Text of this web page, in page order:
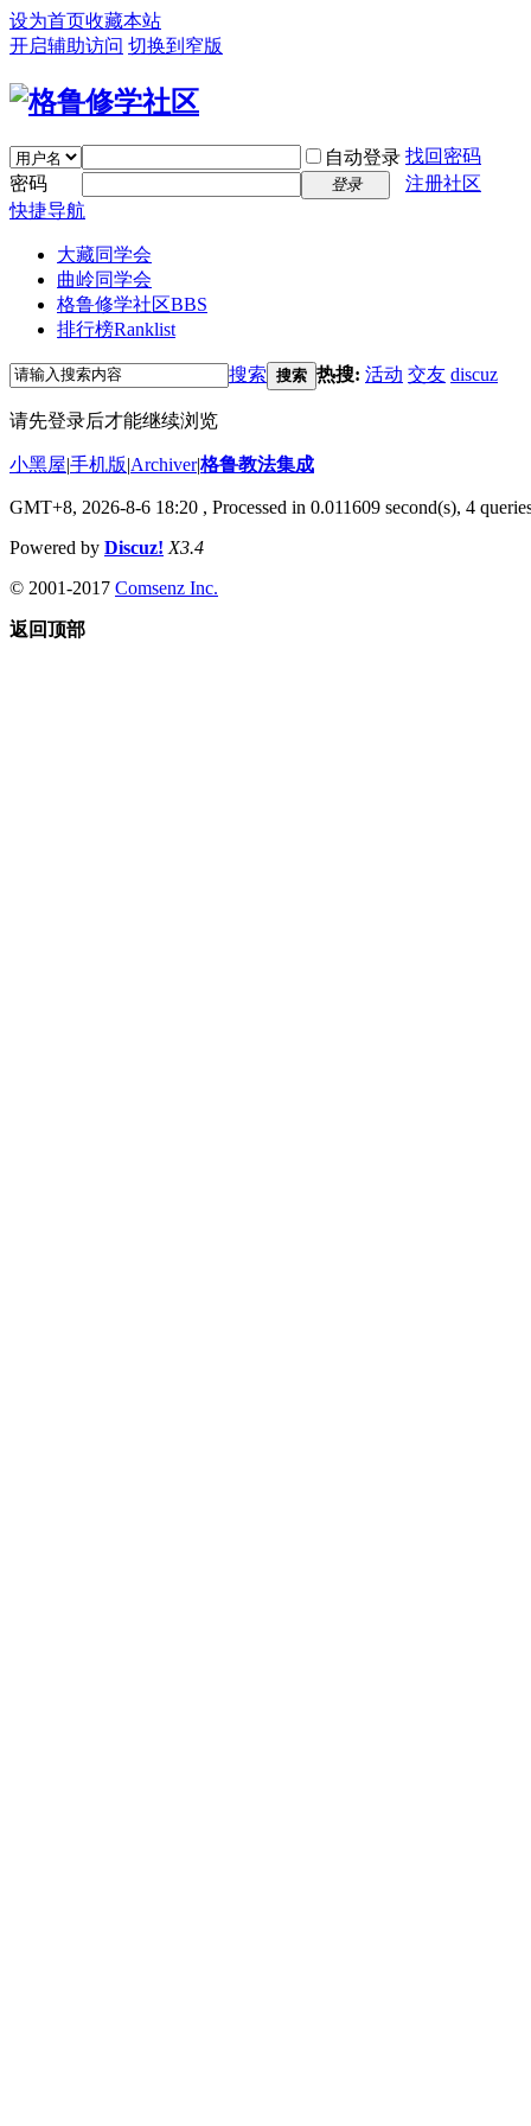
设为首页收藏本站
开启辅助访问 切换到窄版
自动登录 找回密码
密码
登录
注册社区
快捷导航
大藏同学会
曲岭同学会
格鲁修学社区BBS
排行榜Ranklist
搜索 搜索 热搜: 活动 交友 discuz
请先登录后才能继续浏览
小黑屋|手机版|Archiver|格鲁教法集成
GMT+8, 2026-8-6 18:20 , Processed in 0.011609 second(s), 4
Powered by Discuz! X3.4
© 2001-2017 Comsenz Inc.
返回顶部